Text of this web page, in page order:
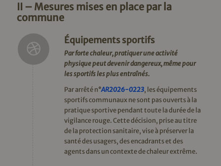
II – Mesures mises en place par la
commune
Équipements sportifs
Par forte chaleur, pratiquer une activité
physique peut devenir dangereux, même pour
les sportifs les plus entraînés.
Par arrêté n°AR2026-0223, les équipements
sportifs communaux ne sont pas ouverts à la
pratique sportive pendant toute la durée de la
vigilance rouge. Cette décision, prise au titre
de la protection sanitaire, vise à préserver la
santé des usagers, des encadrants et des
agents dans un contexte de chaleur extrême.